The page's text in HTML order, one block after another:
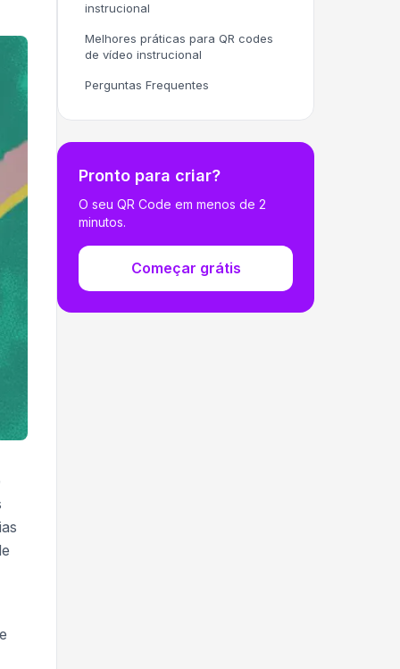
instrucional
Melhores práticas para QR codes
de vídeo instrucional
Perguntas Frequentes
Pronto para criar?
O seu QR Code em menos de 2
minutos.
Começar grátis